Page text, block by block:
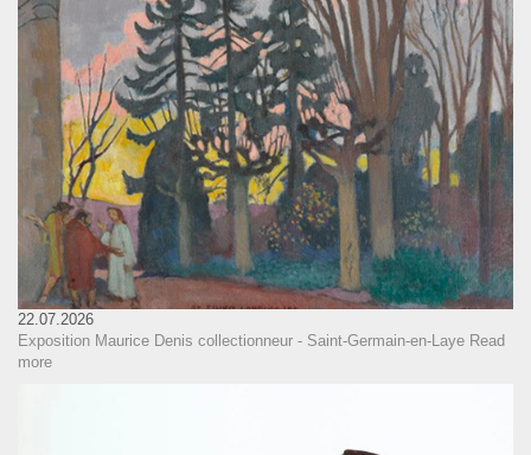
22.07.2026
Exposition Maurice Denis collectionneur - Saint-Germain-en-Laye Read
more